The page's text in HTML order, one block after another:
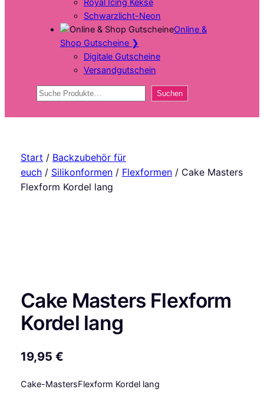
Schwarzlicht-Neon
Online &
Shop Gutscheine ❯
Digitale Gutscheine
Versandgutschein
Suchen Suchen
Start / Backzubehör für
euch/ Silikonformen/ Flexformen/ Cake Masters
Flexform Kordel lang
Cake Masters Flexform
Kordel lang
19,95 €
Cake-MastersFlexform Kordel lang